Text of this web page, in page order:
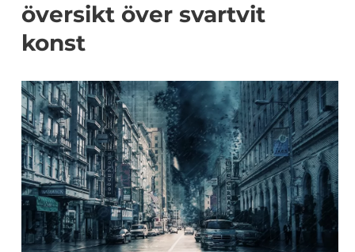
översikt över svartvit
konst